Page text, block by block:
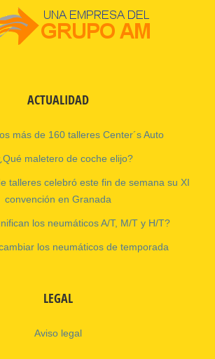
ACTUALIDAD
más de 160 talleres Center´s Auto
maletero de coche elijo?
talleres celebró este fin de semana su XI
convención en Granada
los neumáticos A/T, M/T y H/T?
los neumáticos de temporada
LEGAL
Aviso legal